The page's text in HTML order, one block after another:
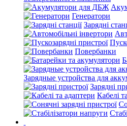
Генератори
Зарядні
Повербанки
Зарядные устройства для
Зарядні
Кабелі